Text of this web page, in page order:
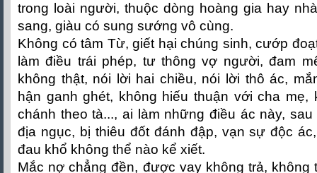
trong loài người, thuộc dòng hoàng gia hay
sang, giàu có sung sướng vô cùng.
Không có tâm Từ, giết hại chúng sinh, cướp
làm điều trái phép, tư thông vợ người, đam
không thật, nói lời hai chiều, nói lời thô ác,
hận ganh ghét, không hiếu thuận với cha mẹ,
chánh theo tà..., ai làm những điều ác này,
địa ngục, bị thiêu đốt đánh đập, vạn sự độc
đau khổ không thể nào kể xiết.
Mắc nợ chẳng đền, được vay không trả, không